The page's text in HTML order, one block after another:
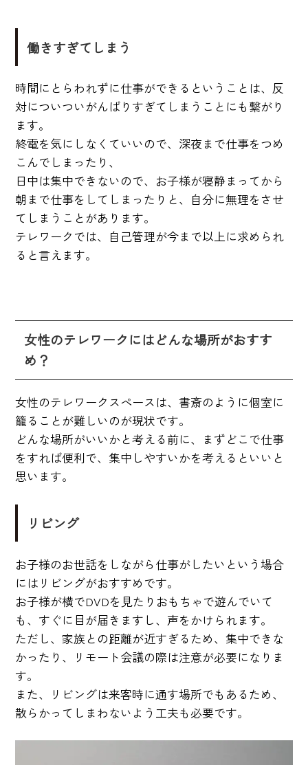
働きすぎてしまう
時間にとらわれずに仕事ができるということは、反
対についついがんばりすぎてしまうことにも繋がり
ます。
終電を気にしなくていいので、深夜まで仕事をつめ
こんでしまったり、
日中は集中できないので、お子様が寝静まってから
朝まで仕事をしてしまったりと、自分に無理をさせ
てしまうことがあります。
テレワークでは、自己管理が今まで以上に求められ
ると言えます。
女性のテレワークにはどんな場所がおすす
め？
女性のテレワークスペースは、書斎のように個室に
籠ることが難しいのが現状です。
どんな場所がいいかと考える前に、まずどこで仕事
をすれば便利で、集中しやすいかを考えるといいと
思います。
リビング
お子様のお世話をしながら仕事がしたいという場合
にはリビングがおすすめです。
お子様が横でDVDを見たりおもちゃで遊んでいて
も、すぐに目が届きますし、声をかけられます。
ただし、家族との距離が近すぎるため、集中できな
かったり、リモート会議の際は注意が必要になりま
す。
また、リビングは来客時に通す場所でもあるため、
散らかってしまわないよう工夫も必要です。